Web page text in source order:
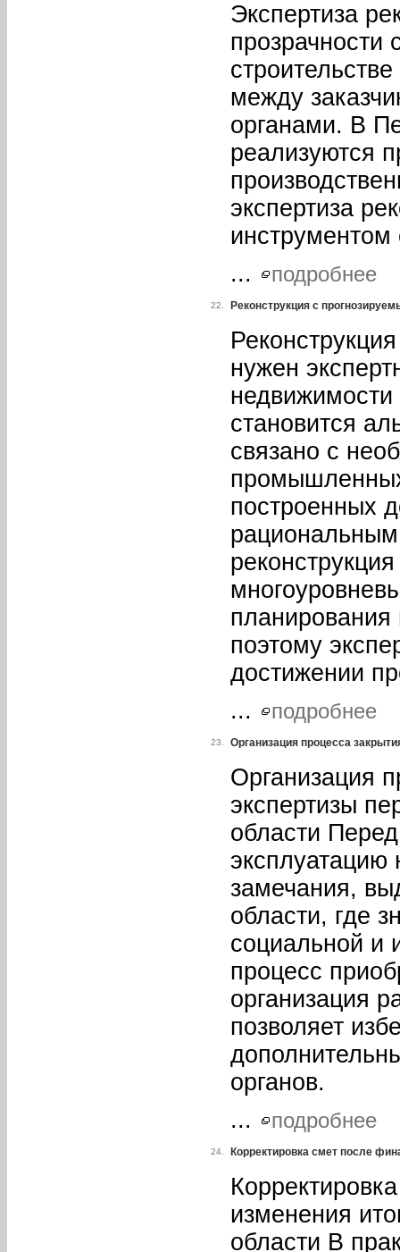
Экспертиза
прозрачности
между
органами. В
реализуются
экспертиза
инструментом
...
подробнее
22. Реконструкция с
нужен
становится
связано с
построенных
планирования
поэтому
достижении
...
подробнее
23. Организация процесса
Организация
экспертизы
области
эксплуатацию
замечания,
области, где
социальной и
процесс
организация
позволяет
органов.
...
подробнее
24. Корректировка смет после
изменения
области В